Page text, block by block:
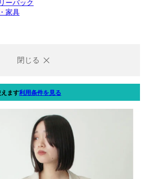
ーバック
家具
閉じる
ます利用条件を見る